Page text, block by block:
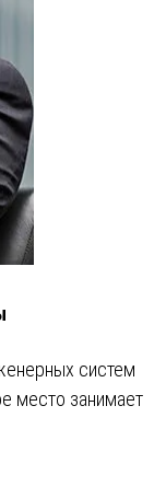
систем
место занимает